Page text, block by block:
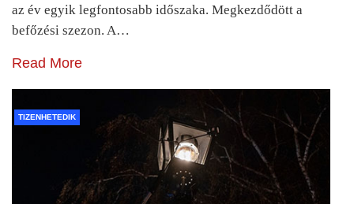
az év egyik legfontosabb időszaka. Megkezdődött a
befőzési szezon. A…
Read More
TIZENHETEDIK